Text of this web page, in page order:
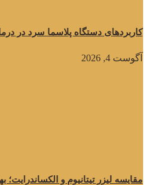
کاربردهای دستگاه پلاسما سرد در
آگوست 4, 2026
مقایسه لیزر تیتانیوم و الکساندرایت؛